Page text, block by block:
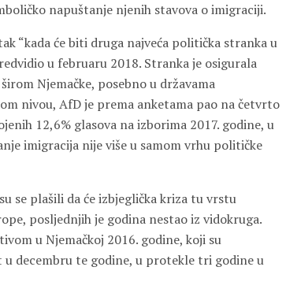
napuštanje njenih stavova o imigraciji.
“kada će biti druga najveća politička stranka u
u februaru 2018. Stranka je osigurala
Njemačke, posebno u državama
nivou, AfD je prema anketama pao na četvrto
12,6% glasova na izborima 2017. godine, u
imigracija nije više u samom vrhu političke
se plašili da će izbjeglička kriza tu vrstu
posljednjih je godina nestao iz vidokruga.
u Njemačkoj 2016. godine, koji su
decembru te godine, u protekle tri godine u